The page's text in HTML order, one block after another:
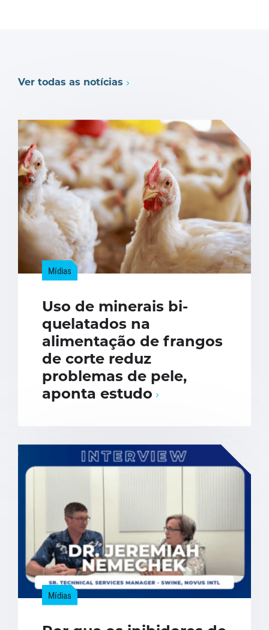
Ver todas as notícias
Mídias
Uso de minerais bi-
quelatados na
alimentação de frangos
de corte reduz
problemas de pele,
aponta estudo
Mídias